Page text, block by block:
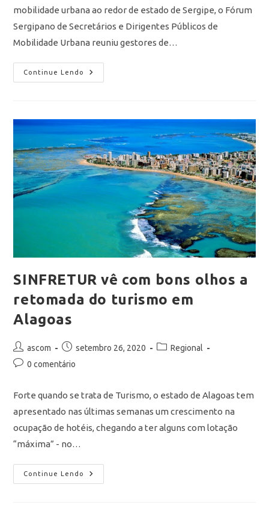
mobilidade urbana ao redor de estado de Sergipe, o Fórum
Sergipano de Secretários e Dirigentes Públicos de
Mobilidade Urbana reuniu gestores de…
Continue Lendo
SINFRETUR vê com bons olhos a
retomada do turismo em
Alagoas
ascom setembro 26, 2020
Regional
0 comentário
Forte quando se trata de Turismo, o estado de Alagoas tem
apresentado nas últimas semanas um crescimento na
ocupação de hotéis, chegando a ter alguns com lotação
“máxima” - no…
Continue Lendo